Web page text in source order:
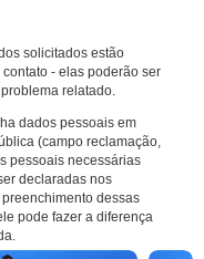
solicitados estão
- elas poderão ser
relatado.
dados pessoais em
(campo reclamação,
pessoais necessárias
declaradas nos
dessas
pode fazer a diferença